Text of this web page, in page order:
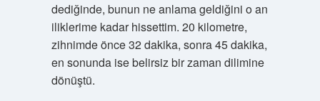
dediğinde, bunun ne anlama geldiğini o an
iliklerime kadar hissettim. 20 kilometre,
zihnimde önce 32 dakika, sonra 45 dakika,
en sonunda ise belirsiz bir zaman dilimine
dönüştü.